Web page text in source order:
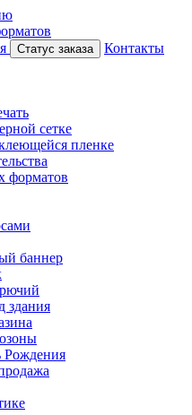
Статус заказа
Контакты
сетке
пленке
форматов
баннер
здания
Рождения